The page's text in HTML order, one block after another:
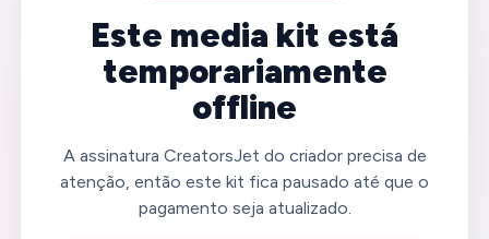
Este media kit está
temporariamente
offline
A assinatura CreatorsJet do criador precisa de
atenção, então este kit fica pausado até que o
pagamento seja atualizado.